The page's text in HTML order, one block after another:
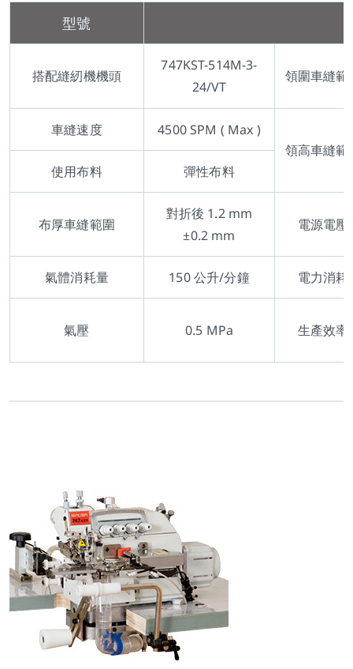
型號
搭配縫紉機機頭
747KST-514M-3-
24/VT
領圍車縫範
車縫速度
4500 SPM ( Max )
領高車縫範
使用布料
彈性布料
布厚車縫範圍
對折後 1.2 mm
±0.2 mm
電源電壓
氣體消耗量 150 公升/分鐘 電力消耗
氣壓 0.5 MPa 生產效率